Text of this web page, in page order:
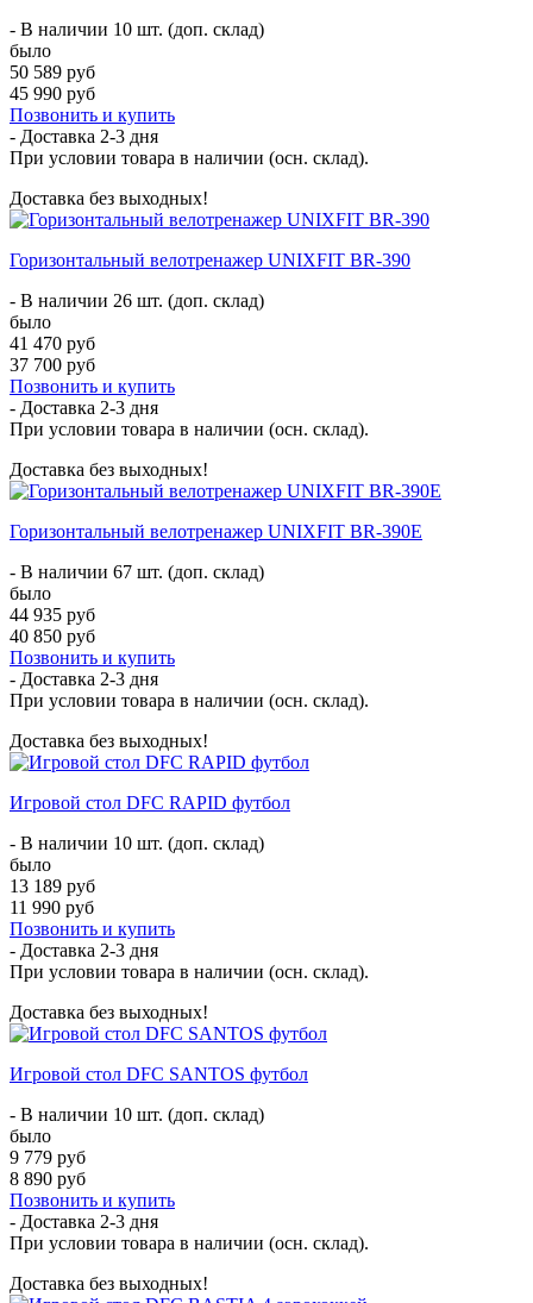
- В наличии 10 шт. (доп. склад)
было
50 589 руб
45 990 руб
Позвонить и купить
- Доставка 2-3 дня
При условии товара в наличии (осн. склад).
Доставка без выходных!
Горизонтальный велотренажер UNIXFIT BR-390
- В наличии 26 шт. (доп. склад)
было
41 470 руб
37 700 руб
Позвонить и купить
- Доставка 2-3 дня
При условии товара в наличии (осн. склад).
Доставка без выходных!
Горизонтальный велотренажер UNIXFIT BR-390Е
- В наличии 67 шт. (доп. склад)
было
44 935 руб
40 850 руб
Позвонить и купить
- Доставка 2-3 дня
При условии товара в наличии (осн. склад).
Доставка без выходных!
Игровой стол DFC RAPID футбол
- В наличии 10 шт. (доп. склад)
было
13 189 руб
11 990 руб
Позвонить и купить
- Доставка 2-3 дня
При условии товара в наличии (осн. склад).
Доставка без выходных!
Игровой стол DFC SANTOS футбол
- В наличии 10 шт. (доп. склад)
было
9 779 руб
8 890 руб
Позвонить и купить
- Доставка 2-3 дня
При условии товара в наличии (осн. склад).
Доставка без выходных!